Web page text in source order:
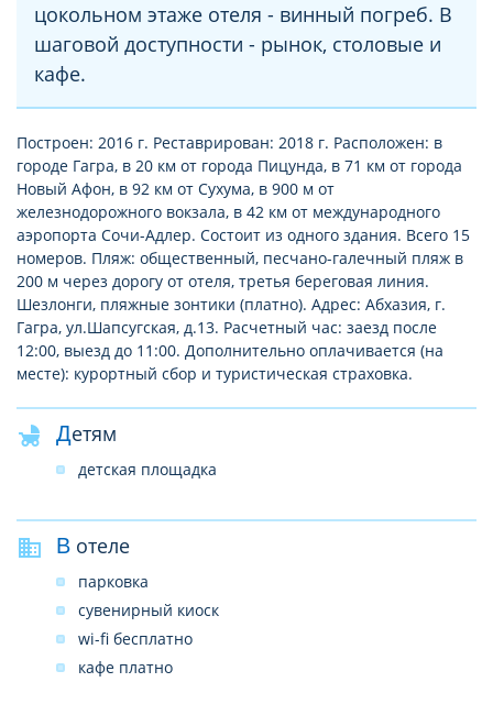
цокольном этаже отеля - винный погреб. В
шаговой доступности - рынок, столовые и
кафе.
Построен: 2016 г. Реставрирован: 2018 г. Расположен: в
городе Гагра, в 20 км от города Пицунда, в 71 км от города
Новый Афон, в 92 км от Сухума, в 900 м от
железнодорожного вокзала, в 42 км от международного
аэропорта Сочи-Адлер. Состоит из одного здания. Всего 15
номеров. Пляж: общественный, песчано-галечный пляж в
200 м через дорогу от отеля, третья береговая линия.
Шезлонги, пляжные зонтики (платно). Адрес: Абхазия, г.
Гагра, ул.Шапсугская, д.13. Расчетный час: заезд после
12:00, выезд до 11:00. Дополнительно оплачивается (на
месте): курортный сбор и туристическая страховка.
Детям
детская площадка
В отеле
парковка
сувенирный киоск
wi-fi бесплатно
кафе платно